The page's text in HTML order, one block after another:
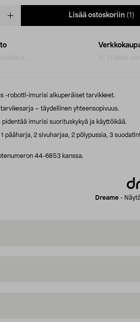
Lisää ostoskoriin (1)
-robotti-imurisi alkuperäiset tarvikkeet.
– täydellinen yhteensopivuus.
pidentää imurisi suorituskykyä ja käyttöikää.
pääharja, 2 sivuharjaa, 2 pölypussia, 3
44-6853 kanssa.
Dreame -